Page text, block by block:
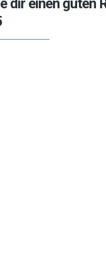
dir einen guten